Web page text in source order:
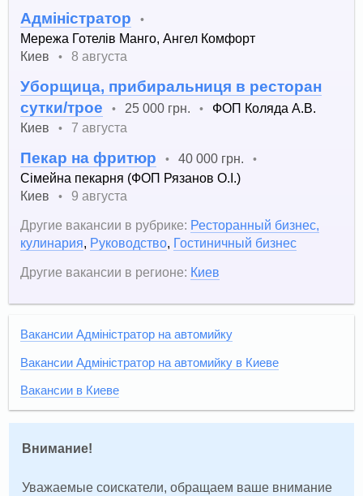
Адміністратор •
Мережа Готелів Манго, Ангел Комфорт
Киев
• 8 августа
Уборщица, прибиральниця в ресторан
сутки/трое
• 25 000 грн. •
ФОП Коляда А.В.
Киев
• 7 августа
Пекар на фритюр • 40 000 грн. •
Сімейна пекарня (ФОП Рязанов О.І.)
Киев
•
9 августа
Другие вакансии в рубрике: Ресторанный бизнес,
кулинария, Руководство, Гостиничный бизнес
Другие вакансии в регионе: Киев
Вакансии Адміністратор на автомийку
Вакансии Адміністратор на автомийку в Киеве
Вакансии в Киеве
Внимание!
Уважаемые соискатели, обращаем ваше внимание